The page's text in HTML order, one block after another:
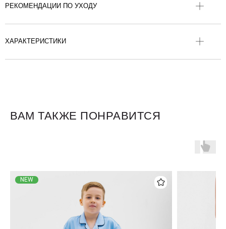
РЕКОМЕНДАЦИИ ПО УХОДУ
ХАРАКТЕРИСТИКИ
ВАМ ТАКЖЕ ПОНРАВИТСЯ
NEW
О бренде
Отдел по работе с клиентами